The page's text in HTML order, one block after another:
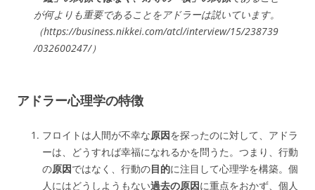
が何よりも重要であることをアドラーは説いています。
（https://business.nikkei.com/atcl/interview/15/238739
/032600247/）
アドラー心理学の特徴
フロイトは人間が不幸な原因を探ったのに対して、アドラ
ーは、どうすれば幸福になれるかを問うた。つまり、行動
の原因ではなく、行動の目的に注目して心理学を構築。個
人にはどうしようもない過去の原因に重点をおかず、個人